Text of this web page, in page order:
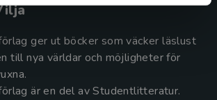
ger ut böcker som väcker läslust
till nya världar och möjligheter för
är en del av Studentlitteratur.